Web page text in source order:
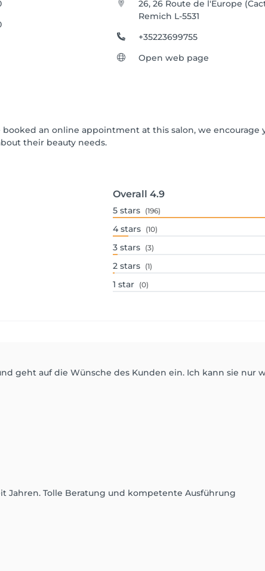
26, 26 Route de l'Europe
Remich L-5531
+35223699755
Open web page
booked an online appointment at this salon, we
their beauty needs.
Overall 4.9
5 stars (196)
4 stars (10)
3 stars (3)
2 stars (1)
1 star (0)
geht auf die Wünsche des Kunden ein. Ich kann sie nur
Jahren. Tolle Beratung und kompetente Ausführung